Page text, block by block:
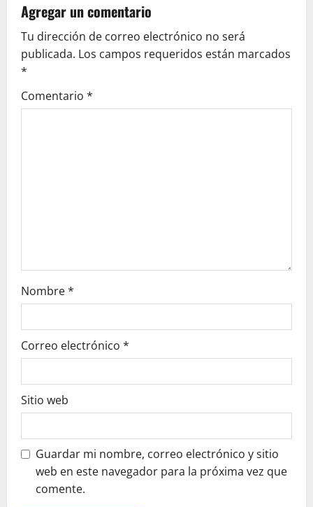
v
i
g
Agregar un comentario
Tu dirección de correo electrónico no será
publicada. Los campos requeridos están marcados
*
Comentario *
Nombre*
Correo electrónico *
Sitio web
Guardar mi nombre, correo electrónico y sitio
web en este navegador para la próxima vez que
comente.